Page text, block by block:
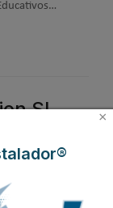
SL
×